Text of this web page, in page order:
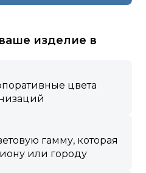
изделие в
цвета
гамму, которая
или городу